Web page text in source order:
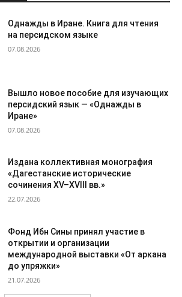
Однажды в Иране. Книга для чтения
на персидском языке
07.08.2026
Вышло новое пособие для изучающих
персидский язык — «Однажды в
Иране»
07.08.2026
Издана коллективная монография
«Дагестанские исторические
сочинения XV–XVIII вв.»
22.07.2026
Фонд Ибн Сины принял участие в
открытии и организации
международной выставки «От аркана
до упряжки»
21.07.2026